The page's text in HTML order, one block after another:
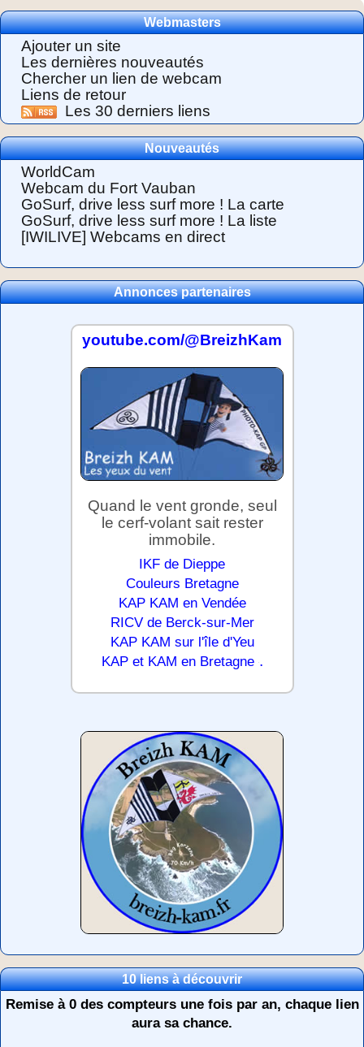
Webmasters
Ajouter un site
Les dernières nouveautés
Chercher un lien de webcam
Liens de retour
Les 30 derniers liens
Nouveautés
WorldCam
Webcam du Fort Vauban
GoSurf, drive less surf more ! La carte
GoSurf, drive less surf more ! La liste
[IWILIVE] Webcams en direct
Annonces partenaires
youtube.com/@BreizhKam
Quand le vent gronde, seul
le cerf-volant sait rester
immobile.
IKF de Dieppe
Couleurs Bretagne
KAP KAM en Vendée
RICV de Berck-sur-Mer
KAP KAM sur l'île d'Yeu
KAP et KAM en Bretagne .
10 liens à découvrir
Remise à 0 des compteurs une fois par an, chaque lien
aura sa chance.